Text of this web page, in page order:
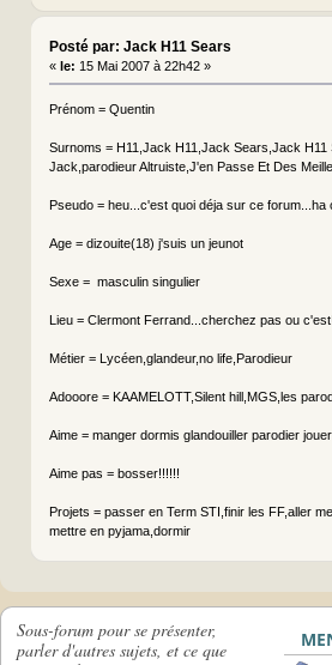
Posté par: Jack H11 Sears
« le: 15 Mai 2007 à 22h42 »
Prénom = Quentin
Surnoms = H11,Jack H11,Jack Sears,Jack
Jack,parodieur Altruiste,J'en Passe Et Des
Pseudo = heu...c'est quoi déja sur ce forum...ha
Age = dizouite(18) j'suis un jeunot
Sexe = masculin singulier
Lieu = Clermont Ferrand...cherchez pas ou c'est!
Métier = Lycéen,glandeur,no life,Parodieur
Adooore = KAAMELOTT,Silent hill,MGS,les
Aime = manger dormis glandouiller parodier
Aime pas = bosser!!!!!!
Projets = passer en Term STI,finir les FF,aller
mettre en pyjama,dormir
Sous-forum pour se présenter,
parler d'autres sujets, et ce que